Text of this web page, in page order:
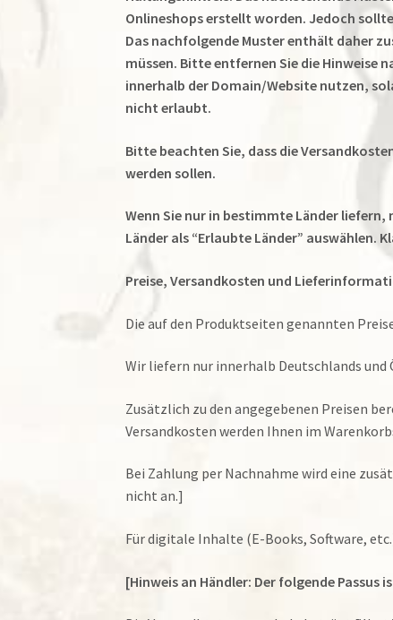
Onlineshops erstellt worden. Jedoch
Das nachfolgende Muster enthält daher
müssen. Bitte entfernen Sie die Hinweise
innerhalb der Domain/Website nutzen,
nicht erlaubt.
Bitte beachten Sie, dass die
werden sollen.
Wenn Sie nur in bestimmte Länder liefern,
Länder als “Erlaubte Länder” auswählen.
Preise, Versandkosten und
Die auf den Produktseiten genannten
Wir liefern nur innerhalb Deutschlands und
Zusätzlich zu den angegebenen Preisen
Versandkosten werden Ihnen im
Bei Zahlung per Nachnahme wird eine
nicht an.]
Für digitale Inhalte (E-Books, Software,
[Hinweis an Händler: Der folgende